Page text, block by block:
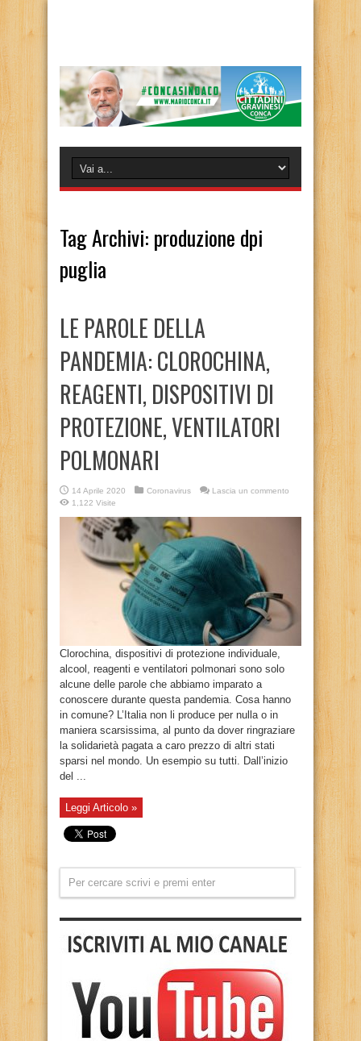
Tag Archivi: produzione dpi
puglia
LE PAROLE DELLA
PANDEMIA: CLOROCHINA,
REAGENTI, DISPOSITIVI DI
PROTEZIONE, VENTILATORI
POLMONARI
14 Aprile 2020 Coronavirus
Lascia un commento
1,122 Visite
Clorochina, dispositivi di protezione individuale,
alcool, reagenti e ventilatori polmonari sono solo
alcune delle parole che abbiamo imparato a
conoscere durante questa pandemia. Cosa hanno
in comune? L’Italia non li produce per nulla o in
maniera scarsissima, al punto da dover ringraziare
la solidarietà pagata a caro prezzo di altri stati
sparsi nel mondo. Un esempio su tutti. Dall’inizio
del ...
Leggi Articolo »